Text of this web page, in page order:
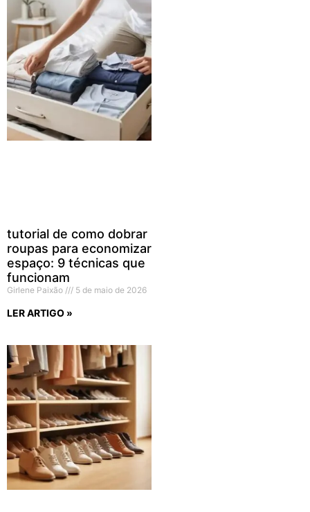
tutorial de como dobrar
roupas para economizar
espaço: 9 técnicas que
funcionam
Girlene Paixão 5 de maio de 2026
LER ARTIGO »